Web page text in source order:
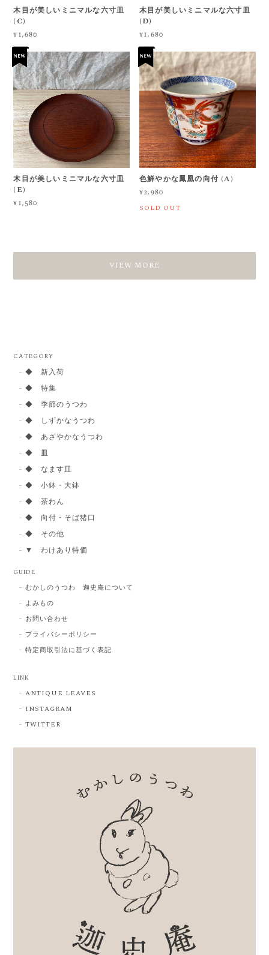
木目が美しいミニマルな六寸皿
(C)
¥1,680
木目が美しいミニマルな六寸皿
(D)
¥1,680
木目が美しいミニマルな六寸皿
(E)
¥1,580
色鮮やかな鳳凰の向付 (A)
¥2,980
SOLD OUT
VIEW MORE
CATEGORY
◆ 新入荷
◆ 特集
◆ 季節のうつわ
◆ しずかなうつわ
◆ あざやかなうつわ
◆ 皿
◆ なます皿
◆ 小鉢・大鉢
◆ 茶わん
◆ 向付・そば猪口
◆ その他
▼ わけあり特価
GUIDE
むかしのうつわ 迦史庵について
よみもの
お問い合わせ
プライバシーポリシー
特定商取引法に基づく表記
LINK
ANTIQUE LEAVES
INSTAGRAM
TWITTER